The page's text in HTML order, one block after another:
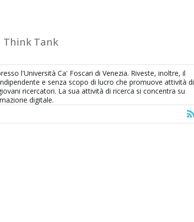
Think Tank
l'Università Ca' Foscari di Venezia. Riveste, inoltre, il
e senza scopo di lucro che promuove attività di
ricercatori. La sua attività di ricerca si concentra su
digitale.